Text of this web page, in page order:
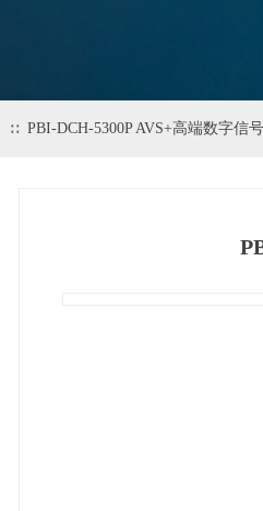
∷ PBI-DCH-5300P AVS+高端数字信